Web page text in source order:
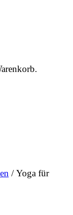
/ Yoga für